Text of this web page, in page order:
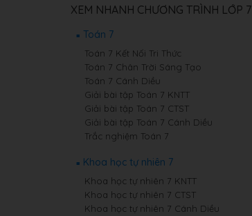
XEM NHANH CHƯƠNG TRÌNH LỚP 7
Toán 7
Toán 7 Kết Nối Tri Thức
Toán 7 Chân Trời Sáng Tạo
Toán 7 Cánh Diều
Giải bài tập Toán 7 KNTT
Giải bài tập Toán 7 CTST
Giải bài tập Toán 7 Cánh Diều
Trắc nghiệm Toán 7
Khoa học tự nhiên 7
Khoa học tự nhiên 7 KNTT
Khoa học tự nhiên 7 CTST
Khoa học tự nhiên 7 Cánh Diều